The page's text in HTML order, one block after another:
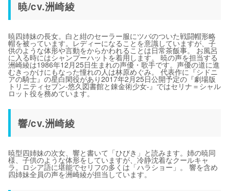
暁/cv.洲崎綾
暁四姉妹の長女。白と紺のセーラー服にツバのついた戦闘帽形略
帽を被っています。レディーになることを意識していますが、子
供のような体形や言動をからかわれることは日常茶飯事。 お風呂
に入る時にはシャンプーハットを着用します。 暁の声を担当する
洲崎綾は1986年12月25日生まれの声優・歌手です。声優の道に進
むきっかけにもなった憧れの人は林原めぐみ。 代表作に『シドニ
アの騎士』の星白閑役があり2017年2月25日公開予定の『劇場版
トリニティセブン-悠久図書館と錬金術少女-』ではセリナ＝シャル
ロット役を務めています。
響/cv.洲崎綾
暁型四姉妹の次女、響と書いて「ひびき」と読みます。姉の暁同
様、子供のような体形をしていますが、冷静沈着なクールキャ
ラ。ロシア語に堪能でセリフの多くは「ハラショー」。 響を含め
四姉妹全員の声を洲崎綾が担当しています。